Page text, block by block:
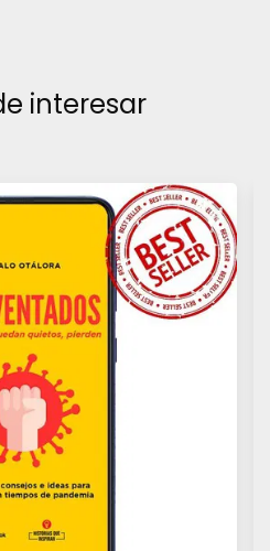
interesar